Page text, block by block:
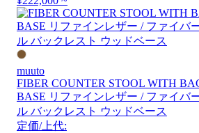
muuto
FIBER COUNTER STOOL WITH
BASE リファインレザー / ファイバ
ル バックレスト ウッドベース
定価/上代: